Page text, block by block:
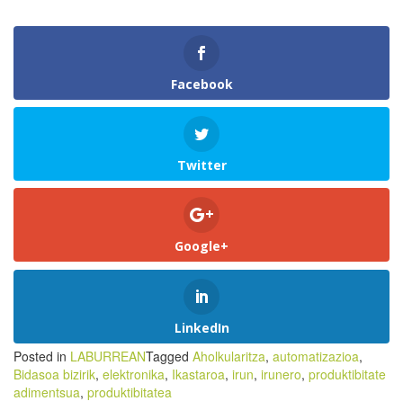
Facebook
Twitter
Google+
LinkedIn
Posted in LABURREANTagged Aholkularitza, automatizazioa,
Bidasoa bizirik, elektronika, Ikastaroa, irun, irunero, produktibitate
adimentsua, produktibitatea